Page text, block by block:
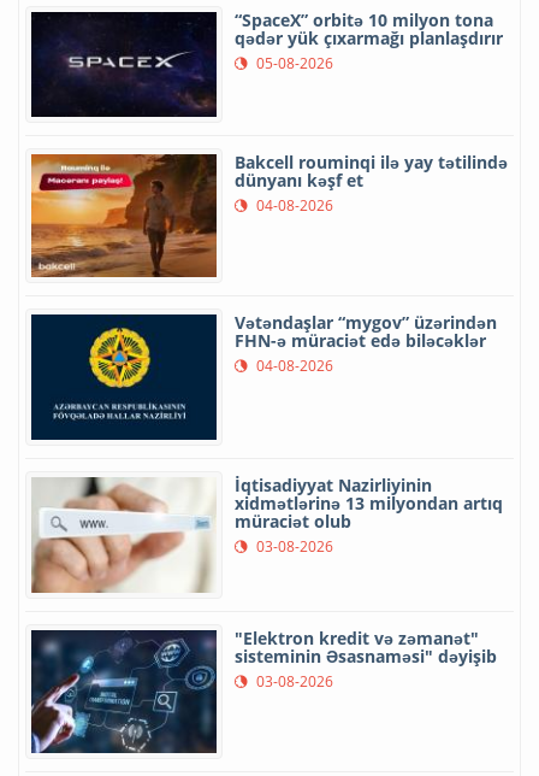
“SpaceX” orbitə 10 milyon tona
qədər yük çıxarmağı planlaşdırır
05-08-2026
Bakcell rouminqi ilə yay tətilində
dünyanı kəşf et
04-08-2026
Vətəndaşlar “mygov” üzərindən
FHN-ə müraciət edə biləcəklər
04-08-2026
İqtisadiyyat Nazirliyinin
xidmətlərinə 13 milyondan artıq
müraciət olub
03-08-2026
"Elektron kredit və zəmanət"
sisteminin Əsasnaməsi" dəyişib
03-08-2026